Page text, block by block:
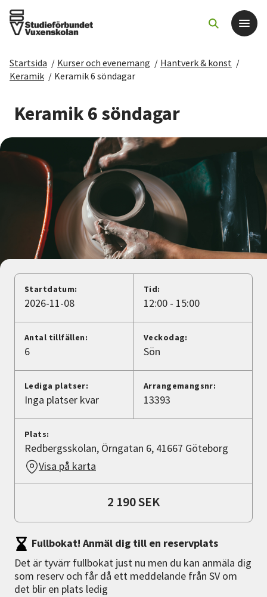
Det här gör vi
För dig som
Sök kurser och evenemang
Starta studiecirkel
Cirkelledare
Nyheter
Avdelningar
Lyssna
Startsida / Kurser och evenemang / Hantverk & konst /
Keramik / Keramik 6 söndagar
Keramik 6 söndagar
Startdatum:
2026-11-08
Tid:
12:00 - 15:00
Antal tillfällen:
6
Veckodag:
Sön
Lediga platser:
Inga platser kvar
Arrangemangsnr:
13393
Plats:
Redbergsskolan, Örngatan 6, 41667 Göteborg
Visa på karta
2 190 SEK
Fullbokat! Anmäl dig till en reservplats
Det är tyvärr fullbokat just nu men du kan anmäla dig
som reserv och får då ett meddelande från SV om
det blir en plats ledig